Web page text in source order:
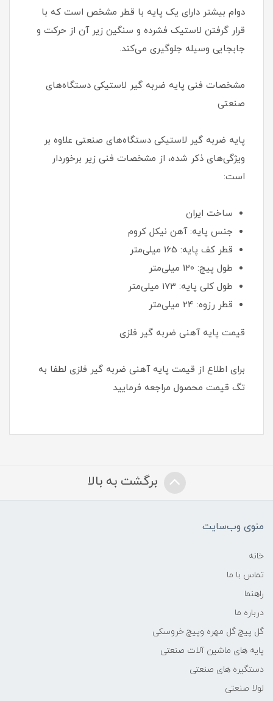
دوام بیشتر دارای یک پایه با قطر مشخص است که با
قرار گرفتن لاستیک فشرده و سنگین زیر آن از حرکت و
جابجایی وسیله جلوگیری می‌کند.
مشخصات فنی پایه ضربه گیر لاستیکی دستگاه‌های
صنعتی
پایه ضربه گیر لاستیکی دستگاه‌های صنعتی علاوه بر
ویژگی‌های ذکر شده، از مشخصات فنی زیر برخوردار
است:
ساخت ایران
جنس پایه: آهن نیکل کروم
قطر کف پایه: 165 میلی‌متر
طول پیچ: 120 میلی‌متر
طول کلی پایه: 173 میلی‌متر
قطر رزوه: 24 میلی‌متر
قیمت پایه آهنی ضربه گیر فلزی
برای اطلاع از قیمت پایه آهنی ضربه گیر فلزی لطفا به
تگ قیمت محصول مراجعه فرمایید
برگشت به بالا
منوی وب‌سایت
خانه
تماس با ما
راهنما
درباره ما
گل پیچ گل مهره وپیچ خروسکی
پایه های ماشین آلات صنعتی
دستگیره های صنعتی
لولا صنعتی